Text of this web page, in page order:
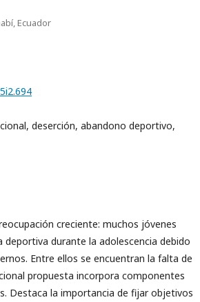
Ecuador
deserción, abandono deportivo,
creciente: muchos jóvenes
durante la adolescencia debido
Entre ellos se encuentran la falta de
propuesta incorpora componentes
Destaca la importancia de fijar objetivos